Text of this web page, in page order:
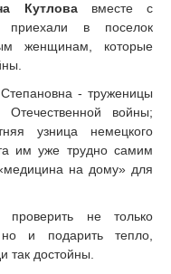
Кутловавместе с
приехали в поселок
женщинам, которые
- труженицы
войны;
узница немецкого
им уже трудно самим
на дому» для
не только
но и подарить тепло,
так достойны.